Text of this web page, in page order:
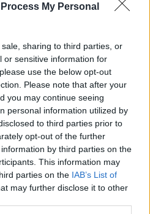
My Personal
sharing to third parties, or
or sensitive information for
use the below opt-out
Please note that after your
you may continue seeing
personal information utilized by
to third parties prior to
opt-out of the further
by third parties on the
This information may
parties on the IAB’s List of
may further disclose it to other
τους κανόνες σχολιασμού
ΠΡΟΣΘΗΚΗ